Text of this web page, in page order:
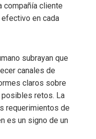
compañía cliente
en cada
subrayan que
canales de
claros sobre
retos. La
requerimientos de
es un signo de un